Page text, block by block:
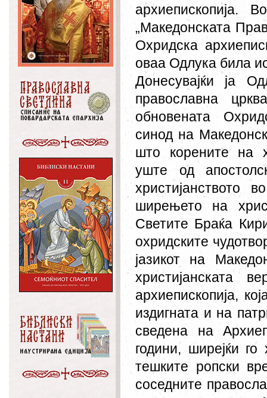
„Македонската
Охридска
оваа Одлука била
Донесувајќи ја
православна
обновената
синод на
што корените на
уште од
ширењето на
Светите Браќа
охридските
јазикот на
христијанската
архиепископија,
издигната и на
сведена на
години, ширејќи
тешките ропски
соседните